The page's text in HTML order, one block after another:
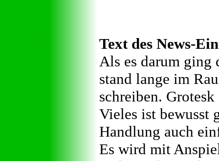
Text des News-
Als es darum ging
stand lange im
schreiben.
Vieles ist bewusst
Handlung auch
Es wird mit